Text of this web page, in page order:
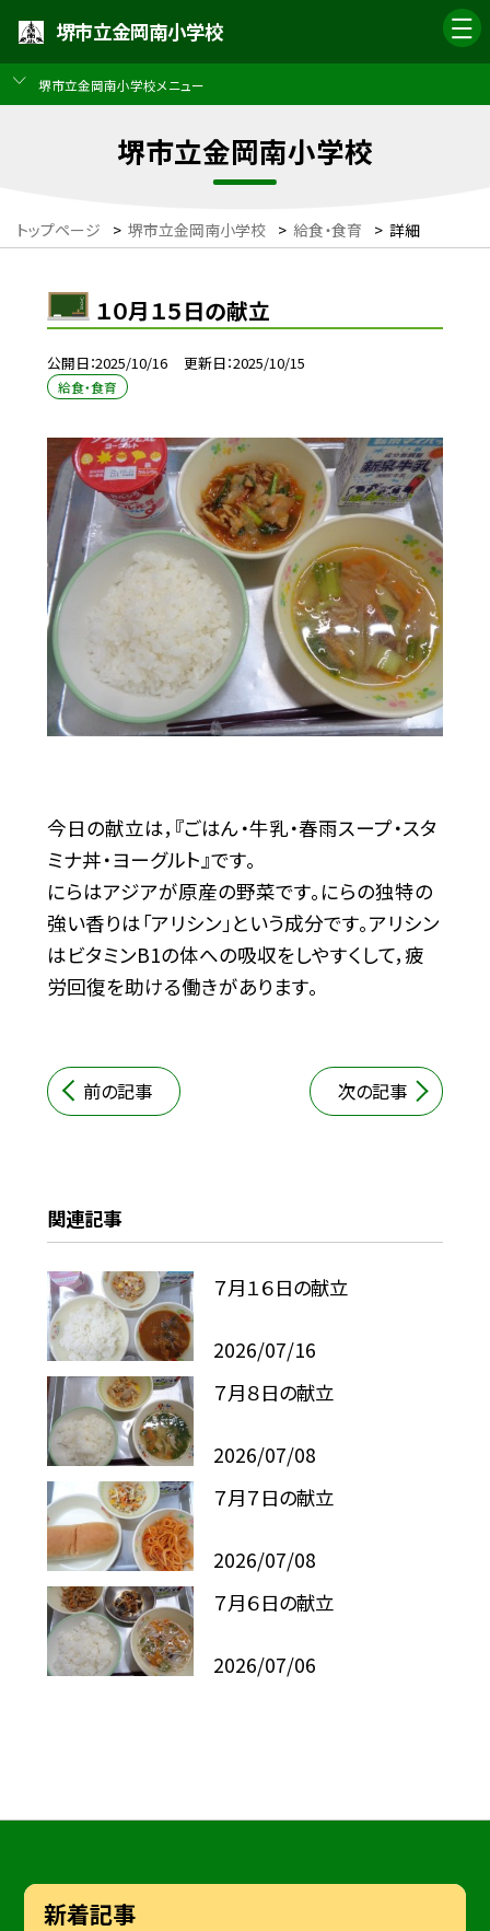
堺市立金岡南小学校
堺市立金岡南小学校メニュー
堺市立金岡南小学校
トップページ > 堺市立金岡南小学校 > 給食・食育 > 詳細
１０月１５日の献立
公開日 2025/10/16 更新日 2025/10/15
給食・食育
今日の献立は，『ごはん・牛乳・春雨スープ・スタ
ミナ丼・ヨーグルト』です。
にらはアジアが原産の野菜です。にらの独特の
強い香りは「アリシン」という成分です。アリシン
はビタミンB1の体への吸収をしやすくして，疲
労回復を助ける働きがあります。
前の記事 次の記事
関連記事
７月１６日の献立
2026/07/16
７月８日の献立
2026/07/08
７月７日の献立
2026/07/08
７月６日の献立
2026/07/06
新着記事